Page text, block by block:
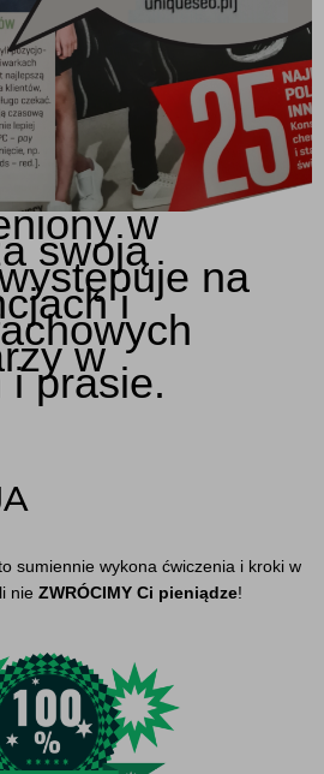
w
swoją
na
i
w
i prasie.
sumiennie wykona ćwiczenia i kroki w
nie ZWRÓCIMY Ci pieniądze!